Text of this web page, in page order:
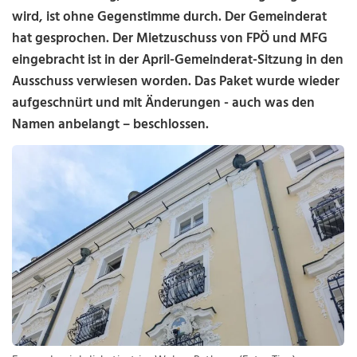
wird, ist ohne Gegenstimme durch. Der Gemeinderat
hat gesprochen. Der Mietzuschuss von FPÖ und MFG
eingebracht ist in der April-Gemeinderat-Sitzung in den
Ausschuss verwiesen worden. Das Paket wurde wieder
aufgeschnürt und mit Änderungen - auch was den
Namen anbelangt – beschlossen.